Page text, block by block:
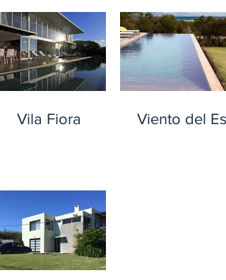
Vila Fiora Viento del